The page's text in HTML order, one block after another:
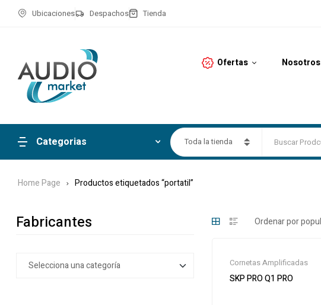
Ubicaciones Despachos Tienda
Ofertas Nosotros
Categorias Toda la tienda
Home Page Productos etiquetados “portatil”
Cornetas Amplificadas
SKP PRO Q1 PRO
Fabricantes